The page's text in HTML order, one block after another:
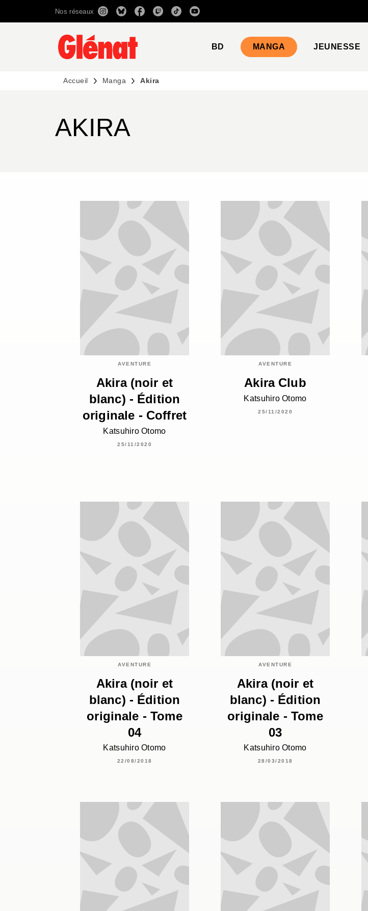
RECHERCHE CONTENU
Nos réseaux
BD MANGA JEUNESSE
Accueil Manga Akira
AKIRA
AVENTURE
Akira (noir et
blanc) - Édition
originale - Coffret
Katsuhiro Otomo
25/11/2020
AVENTURE
Akira Club
Katsuhiro Otomo
25/11/2020
AVENTURE
Akira (noir et
blanc) - Édition
originale - Tome
04
Katsuhiro Otomo
22/08/2018
AVENTURE
Akira (noir et
blanc) - Édition
originale - Tome
03
Katsuhiro Otomo
28/03/2018